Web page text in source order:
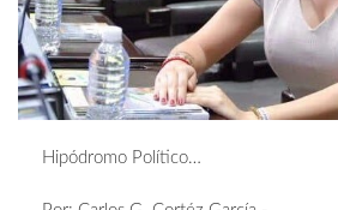
Hipódromo Político…